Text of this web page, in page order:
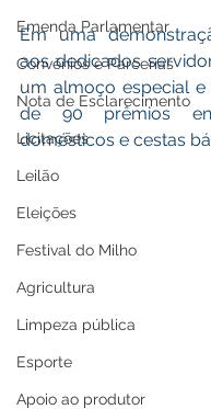
Emenda Parlamentar
Convênios e Parcerias
Nota de Esclarecimento
Licitações
Leilão
Eleições
Festival do Milho
Agricultura
Limpeza pública
Esporte
Apoio ao produtor
Em uma
aos dedicados
um almoço especial e
de 90 prêmios
domésticos e cestas